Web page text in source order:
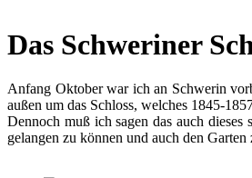
Das Schweriner
Anfang Oktober war ich an Schwerin
außen um das Schloss, welches 1845-
Dennoch muß ich sagen das auch
gelangen zu können und auch den Garten